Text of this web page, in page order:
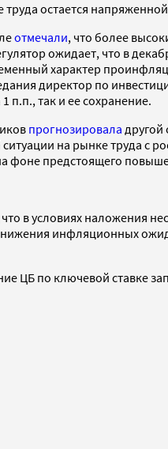
труда остается
отмечали, что более
ожидает, что в
характер
директор по
п.п., так и ее сохранение.
прогнозировала другой
на рынке труда с
фоне предстоящего
что в условиях наложения
инфляционных
ЦБ по ключевой ставке